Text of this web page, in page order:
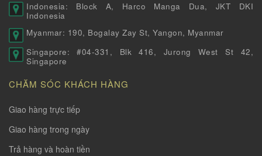
Indonesia: Block A, Harco Manga Dua, JKT DKI
Indonesia
Myanmar: 190, Bogalay Zay St, Yangon, Myanmar
Singapore: #04-331, Blk 416, Jurong West St 42,
Singapore
CHĂM SÓC KHÁCH HÀNG
Giao hàng trực tiếp
Giao hàng trong ngày
Trả hàng và hoàn tiền